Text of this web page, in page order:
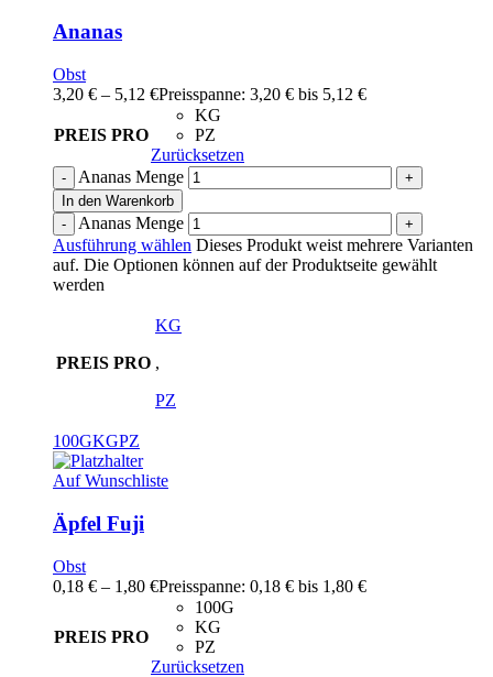
Ananas
Obst
3,20 € – 5,12 €Preisspanne: 3,20 € bis 5,12 €
PREIS PRO
KG
PZ
Zurücksetzen
Ananas Menge
In den Warenkorb
Ananas Menge
Ausführung wählen Dieses Produkt weist mehrere Varianten
auf. Die Optionen können auf der Produktseite gewählt
werden
PREIS PRO
KG
,
PZ
100GKGPZ
Auf Wunschliste
Äpfel Fuji
Obst
0,18 € – 1,80 €Preisspanne: 0,18 € bis 1,80 €
PREIS PRO
100G
KG
PZ
Zurücksetzen